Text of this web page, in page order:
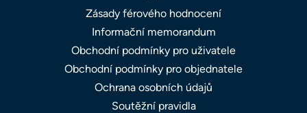
Zásady férového hodnocení
Informační memorandum
Obchodní podmínky pro uživatele
Obchodní podmínky pro objednatele
Ochrana osobních údajů
Soutěžní pravidla